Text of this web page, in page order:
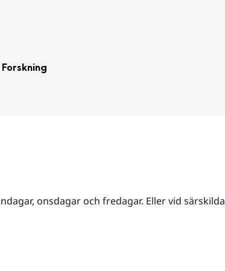
Forskning
onsdagar och fredagar. Eller vid särskilda